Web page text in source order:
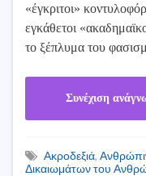
«έγκριτοι»
εγκάθετοι
το ξέπλυμα του
Συνέχιση
Ακροδεξιά,
Δικαιωμάτων του